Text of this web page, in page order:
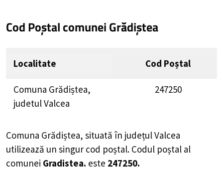
Cod Poștal comunei Grădiștea
Localitate Cod Poștal
Comuna Grădiștea,
judetul Valcea
247250
Comuna Grădiștea, situată în județul Valcea
utilizează un singur cod poștal. Codul poștal al
comunei Gradistea. este 247250.